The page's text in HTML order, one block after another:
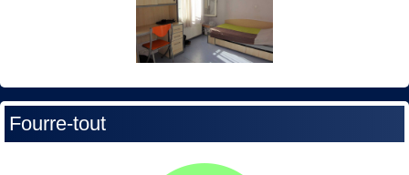
Fourre-tout